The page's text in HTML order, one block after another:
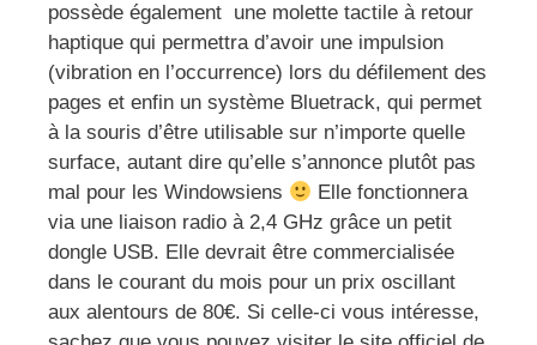
possède également une molette tactile à retour
haptique qui permettra d’avoir une impulsion
(vibration en l’occurrence) lors du défilement des
pages et enfin un système Bluetrack, qui permet
à la souris d’être utilisable sur n’importe quelle
surface, autant dire qu’elle s’annonce plutôt pas
mal pour les Windowsiens
Elle fonctionnera
via une liaison radio à 2,4 GHz grâce un petit
dongle USB. Elle devrait être commercialisée
dans le courant du mois pour un prix oscillant
aux alentours de 80€. Si celle-ci vous intéresse,